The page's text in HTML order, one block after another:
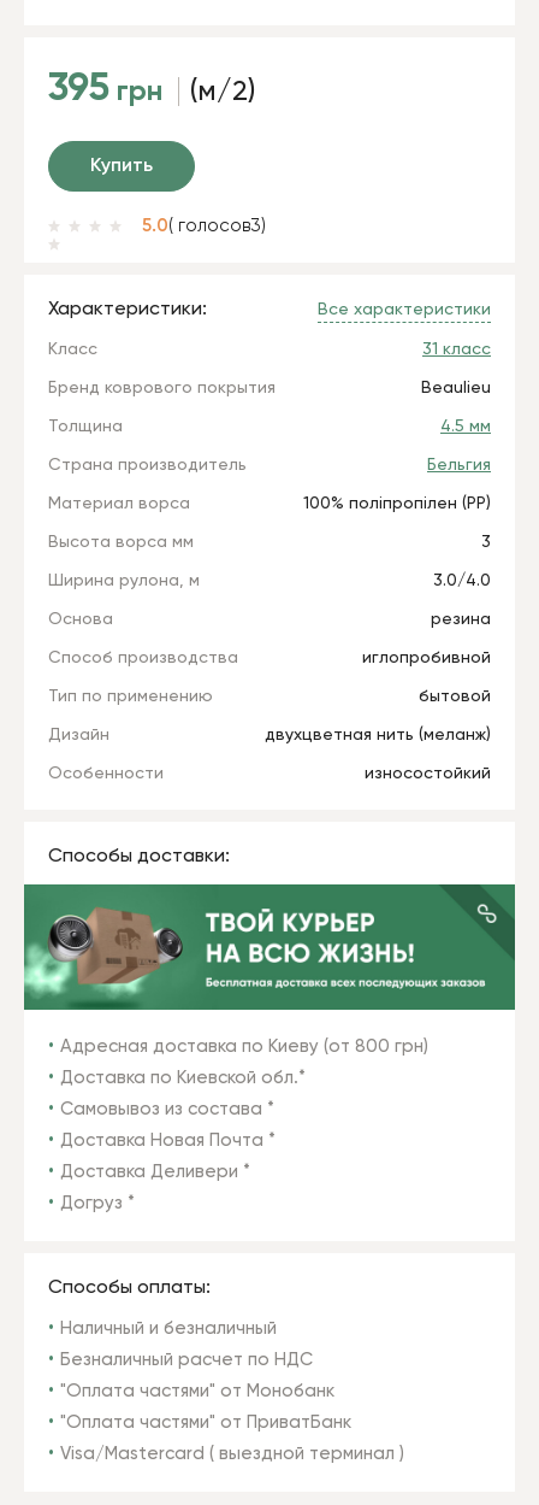
395 грн (м/2)
Купить
5.0( голосов3)
Характеристики: Все характеристики
Класс 31 класс
Бренд коврового покрытия Beaulieu
Толщина 4.5 мм
Страна производитель Бельгия
Материал ворса 100% поліпропілен (РР)
Высота ворса мм 3
Ширина рулона, м 3.0/4.0
Основа резина
Способ производства иглопробивной
Тип по применению бытовой
Дизайн двухцветная нить (меланж)
Особенности износостойкий
Способы доставки:
Адресная доставка по Киеву (от 800 грн)
Доставка по Киевской обл.*
Самовывоз из состава *
Доставка Новая Почта *
Доставка Деливери *
Догруз *
Способы оплаты:
Наличный и безналичный
Безналичный расчет по НДС
"Оплата частями" от Монобанк
"Оплата частями" от ПриватБанк
Visa/Mastercard ( выездной терминал )